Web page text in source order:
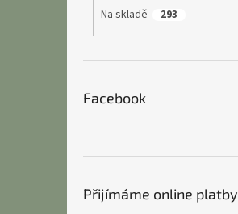
Na skladě 293
Facebook
Přijímáme online platby